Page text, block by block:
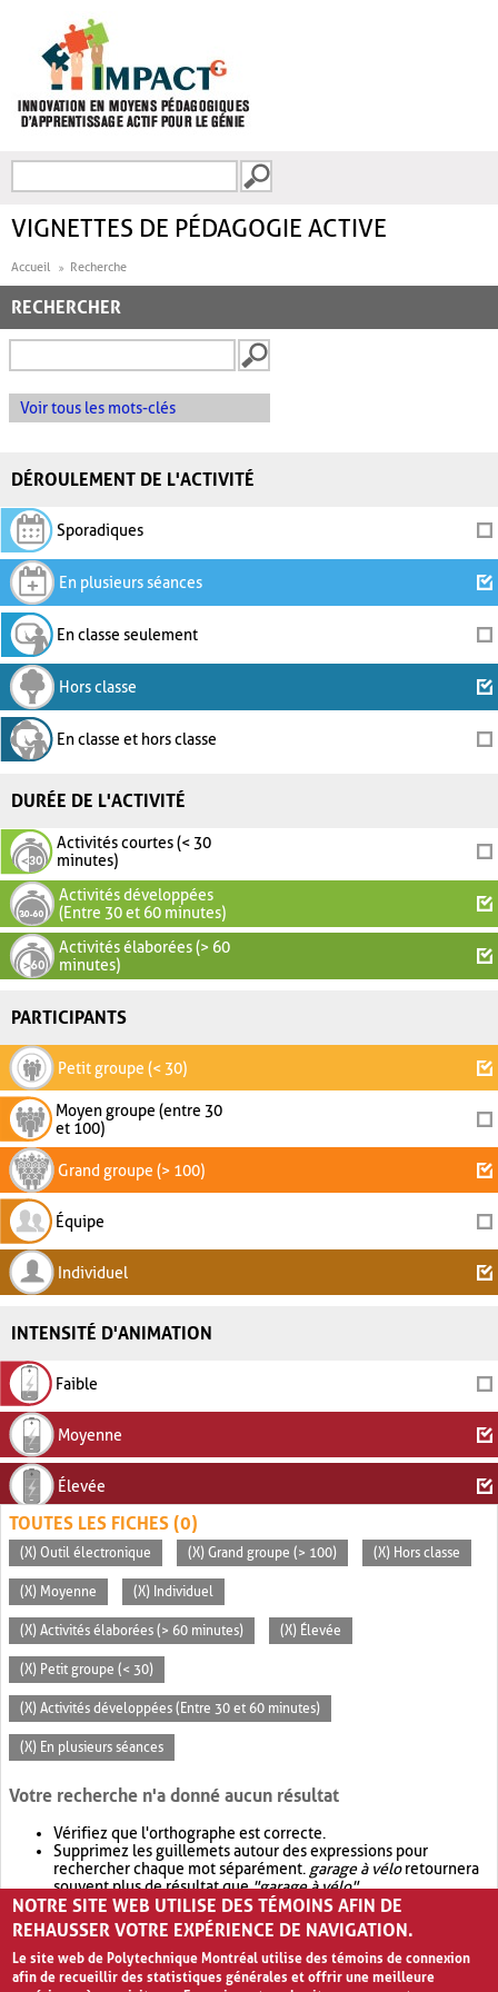
FORMULAIRE DE
VIGNETTES DE PÉDAGOGIE ACTIVE
Accueil Recherche
RECHERCHER
Voir tous les mots-clés
DÉROULEMENT DE L'ACTIVITÉ
Sporadiques
En plusieurs séances
En classe seulement
Hors classe
En classe et hors classe
DURÉE DE L'ACTIVITÉ
Activités courtes (< 30
minutes)
Activités développées
(Entre 30 et 60 minutes)
Activités élaborées (> 60
minutes)
PARTICIPANTS
Petit groupe (< 30)
Moyen groupe (entre 30
et 100)
Grand groupe (> 100)
Équipe
Individuel
INTENSITÉ D'ANIMATION
Faible
Moyenne
Élevée
TOUTES LES FICHES (0)
(X) Outil électronique (X) Grand groupe (> 100) (X) Hors classe
(X) Moyenne (X) Individuel
(X) Activités élaborées (> 60 minutes) (X) Élevée
(X) Petit groupe (< 30)
(X) Activités développées (Entre 30 et 60 minutes)
(X) En plusieurs séances
Votre recherche n'a donné aucun résultat
Vérifiez que l'orthographe est correcte.
Supprimez les guillemets autour des expressions pour
rechercher chaque mot séparément. garage à véloretournera
souvent plus de résultat que"garage à vélo".
Envisagez d'élargir votre recherche avec OR.garage OR vélo
retournera souvent plus de résultat quegarage à vélo
NOTRE SITE WEB UTILISE DES TÉMOINS AFIN DE
REHAUSSER VOTRE EXPÉRIENCE DE NAVIGATION.
Le site web de Polytechnique Montréal utilise des témoins de connexion
afin de recueillir des statistiques générales et offrir une meilleure